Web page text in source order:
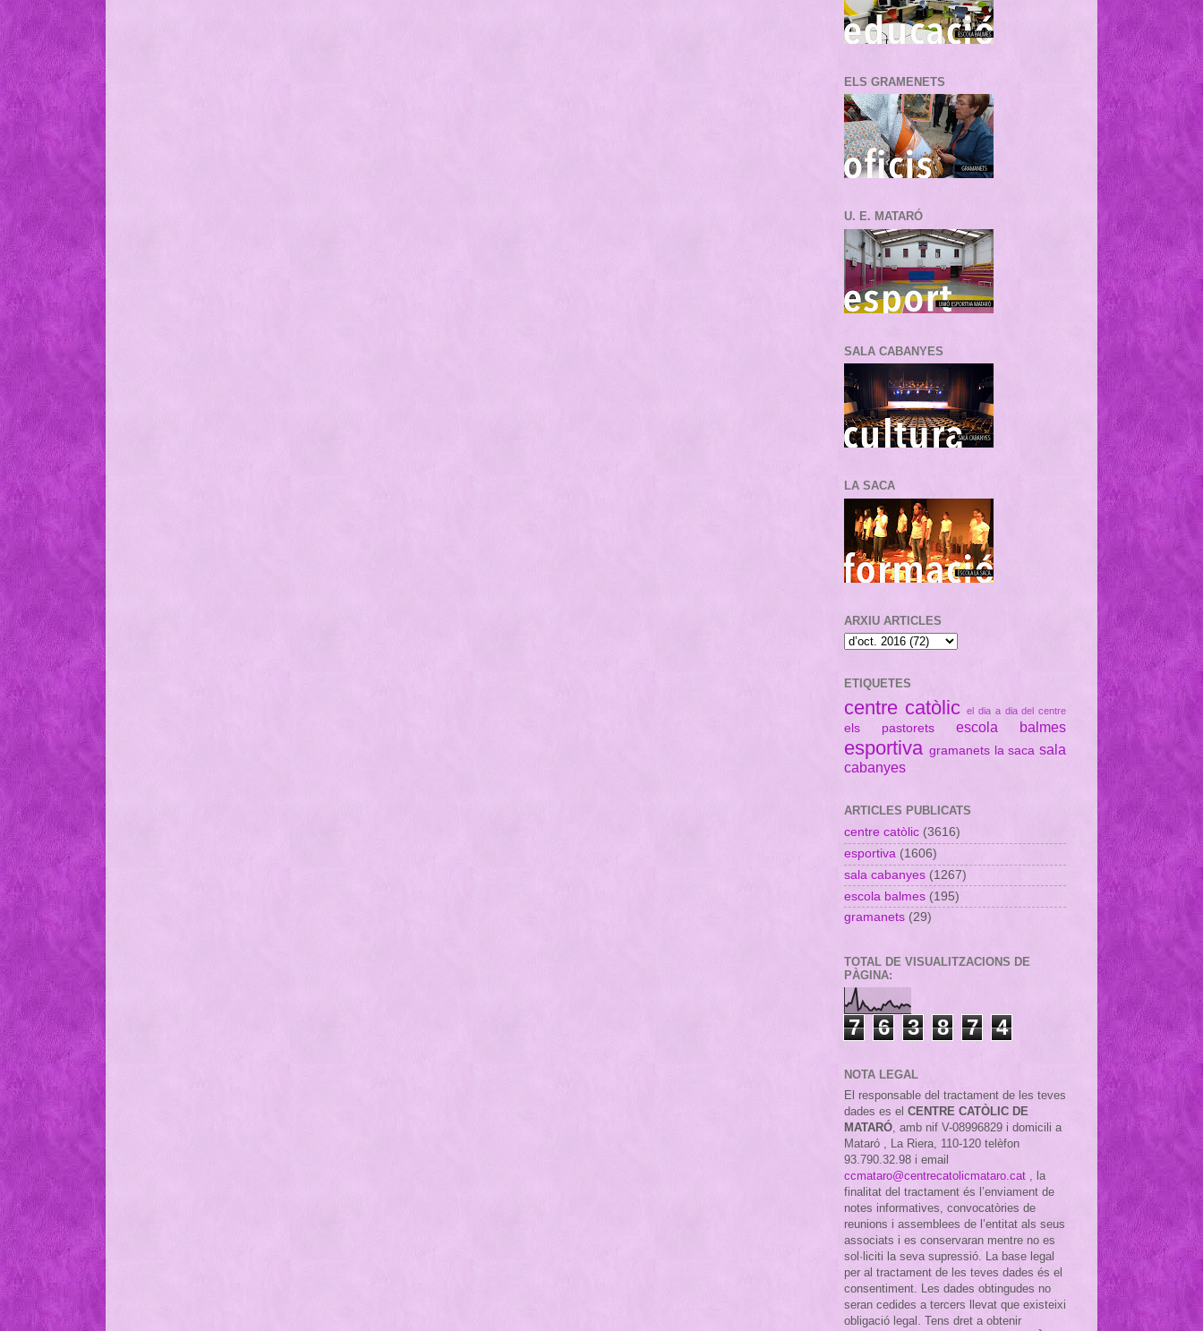
ELS GRAMENETS
U. E. MATARÓ
SALA CABANYES
LA SACA
ARXIU ARTICLES
ETIQUETES
centre catòlic el dia a dia del centre
els pastorets escola balmes
esportiva gramanets la saca sala
cabanyes
ARTICLES PUBLICATS
centre catòlic (3616)
esportiva (1606)
sala cabanyes (1267)
escola balmes (195)
gramanets (29)
TOTAL DE VISUALITZACIONS DE
PÀGINA:
7 6 3 8 7 4
NOTA LEGAL
El responsable del tractament de les teves
dades es el CENTRE CATÒLIC DE
MATARÓ , amb nif V-08996829 i domicili a
Mataró , La Riera, 110-120 telèfon
93.790.32.98 i email
ccmataro@centrecatolicmataro.cat
la
finalitat del tractament és l’enviament de
notes informatives, convocatòries de
reunions i assemblees de l’entitat als seus
associats i es conservaran mentre no es
sol·liciti la seva supressió. La base legal
per al tractament de les teves dades és el
consentiment. Les dades obtingudes no
seran cedides a tercers llevat que existeixi
obligació legal. Tens dret a obtenir